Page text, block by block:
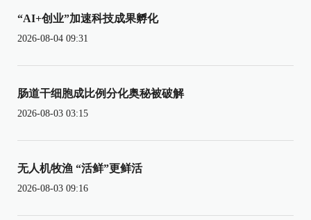
“AI+创业”加速科技成果孵化
2026-08-04 09:31
肠道干细胞成比例分化奥秘被破解
2026-08-03 03:15
无人机牧渔 “活鲜”更鲜活
2026-08-03 09:16